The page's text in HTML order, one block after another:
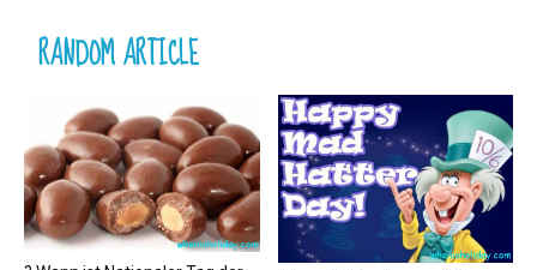
RANDOM ARTICLE